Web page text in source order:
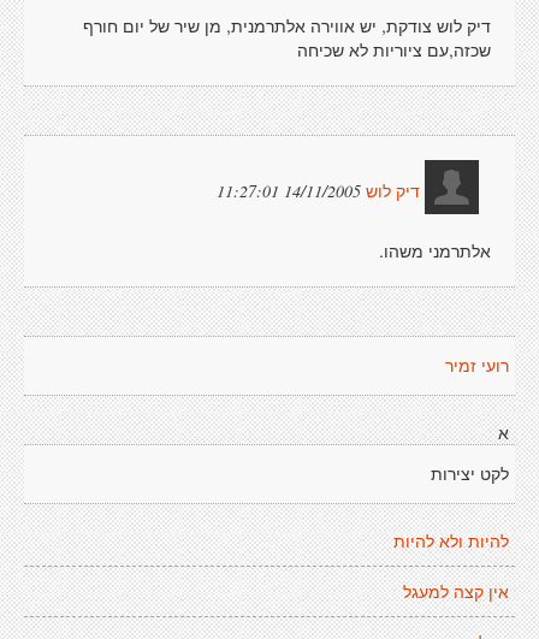
דיק לוש צודקת, יש אווירה אלתרמנית, מן שיר של יום חורף
שכזה,עם ציוריות לא שכיחה
דיק לוש 14/11/2005 11:27:01
אלתרמני משהו.
רועי זמיר
א
לקט יצירות
להיות ולא להיות
אין קצה למעגל